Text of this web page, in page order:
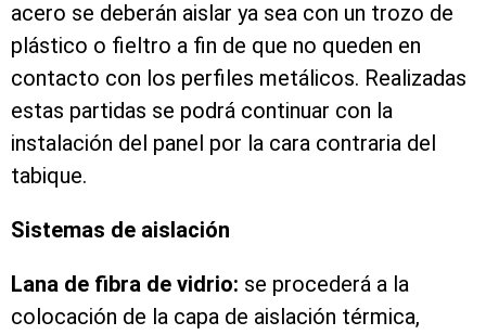
acero se deberán aislar ya sea con un trozo de
plástico o fieltro a fin de que no queden en
contacto con los perfiles metálicos. Realizadas
estas partidas se podrá continuar con la
instalación del panel por la cara contraria del
tabique.
Sistemas de aislación
Lana de fibra de vidrio: se procederá a la
colocación de la capa de aislación térmica,